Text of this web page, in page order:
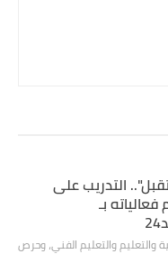
التدريب على
بـ
والتعليم والتعليم الفني، وحرص